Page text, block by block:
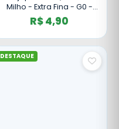
Milho - Extra Fina - G0 -
500g
R$ 4,90
DESTAQUE